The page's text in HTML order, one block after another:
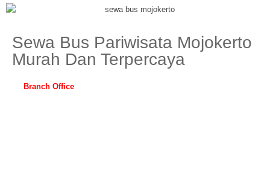
Sewa Bus Pariwisata Mojokerto
Murah Dan Terpercaya
Branch Office